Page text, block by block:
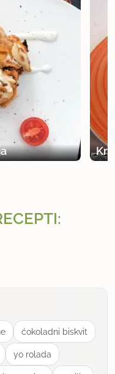
ćokoladni biskvit
yo rolada